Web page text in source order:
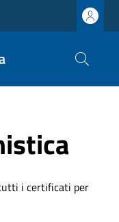
i certificati per